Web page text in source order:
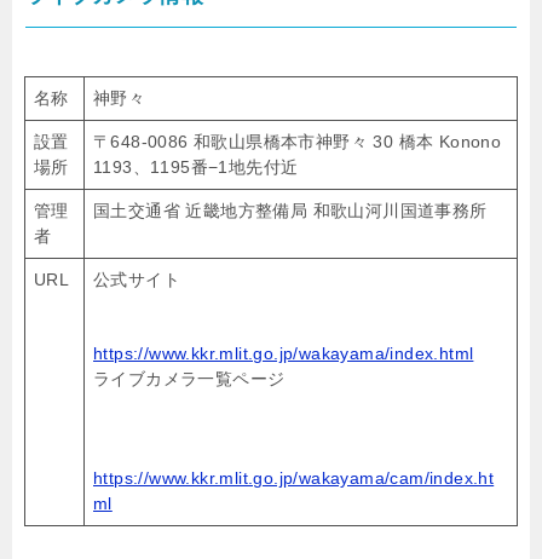
名称 神野々
設置
場所
〒648-0086 和歌山県橋本市神野々 30 橋本 Konono
1193、1195番−1地先付近
管理
者
国土交通省 近畿地方整備局 和歌山河川国道事務所
URL 公式サイト
https://www.kkr.mlit.go.jp/wakayama/index.html
ライブカメラ一覧ページ
https://www.kkr.mlit.go.jp/wakayama/cam/index.ht
ml